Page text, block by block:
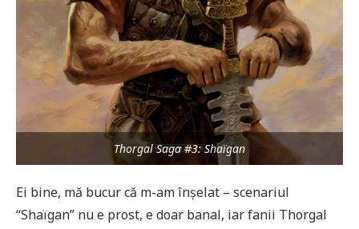
Thorgal Saga #3: Shaïgan
Ei bine, mă bucur că m-am înșelat – scenariul
“Shaïgan” nu e prost, e doar banal, iar fanii Thorgal